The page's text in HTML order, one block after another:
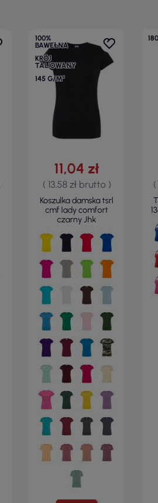
100%
BAWEŁNA
KRÓJ
TALIOWANY
145 G/M²
11,04 zł
( 13,58 zł brutto )
Koszulka damska tsrl
cmf lady comfort
czarny Jhk